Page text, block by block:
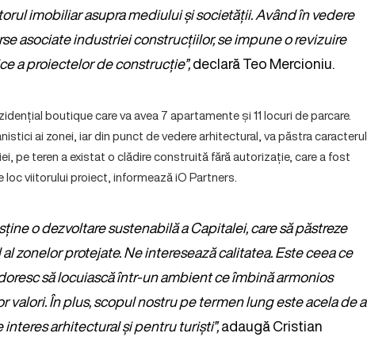
imobiliar asupra mediului și societății. Având în vedere
asociate industriei construcțiilor, se impune o revizuire
a proiectelor de construcție”,declară Teo Mercioniu.
boutique care va avea 7 apartamente și 11 locuri de parcare.
ai zonei, iar din punct de vedere arhitectural, va păstra caracterul
pe teren a existat o clădire construită fără autorizație, care a fost
viitorului proiect, informează iO Partners.
o dezvoltare sustenabilă a Capitalei, care să păstreze
zonelor protejate. Ne interesează calitatea. Este ceea ce
să locuiască într-un ambient ce îmbină armonios
valori. În plus, scopul nostru pe termen lung este acela de a
arhitectural și pentru turiști”,adaugă Cristian